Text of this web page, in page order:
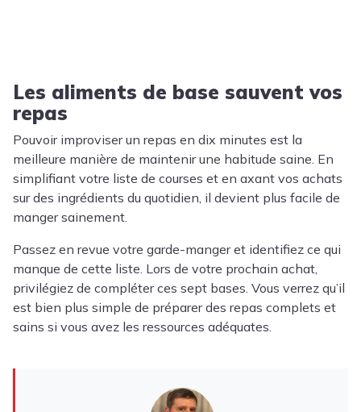
Les aliments de base sauvent vos
repas
Pouvoir improviser un repas en dix minutes est la
meilleure manière de maintenir une habitude saine. En
simplifiant votre liste de courses et en axant vos achats
sur des ingrédients du quotidien, il devient plus facile de
manger sainement.
Passez en revue votre garde-manger et identifiez ce qui
manque de cette liste. Lors de votre prochain achat,
privilégiez de compléter ces sept bases. Vous verrez qu’il
est bien plus simple de préparer des repas complets et
sains si vous avez les ressources adéquates.